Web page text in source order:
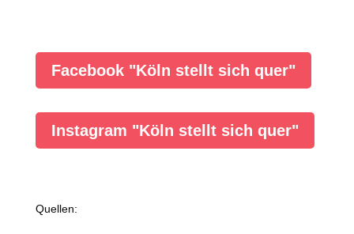
Facebook "Köln stellt sich quer"
Instagram "Köln stellt sich quer"
Quellen: